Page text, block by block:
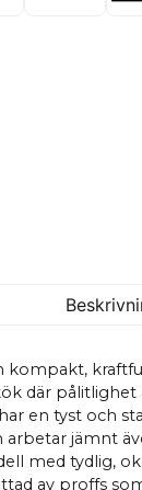
kompakt,
där pålitlighet
en tyst och
jämnt
med tydlig,
av proffs